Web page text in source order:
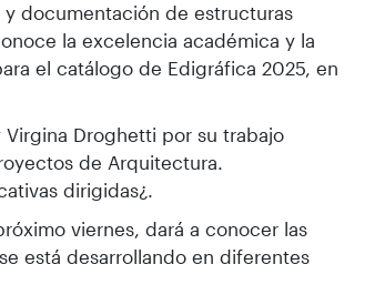
documentación de estructuras
la excelencia académica y la
el catálogo de Edigráfica 2025, en
Virgina Droghetti por su trabajo
de Arquitectura.
dirigidas¿.
viernes, dará a conocer las
está desarrollando en diferentes